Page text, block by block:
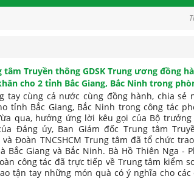
Đồng hành vì
tâm Truyền thông GDSK Trung ương đồng
cho 2 tỉnh Bắc Giang, Bắc Ninh trong
tay cùng cả nước cùng đồng hành, chia sẻ
tỉnh Bắc Giang, Bắc Ninh trong công tác
qua, hưởng ứng lời kêu gọi của Bộ
Đảng ủy, Ban Giám đốc Trung tâm
Đoàn TNCSHCM Trung tâm đã tổ chức
Bắc Giang và Bắc Ninh. Bà Hồ Thiên Nga -
công tác đã trực tiếp về Trung tâm kiểm
tận tay những món quà có ý nghĩa cho